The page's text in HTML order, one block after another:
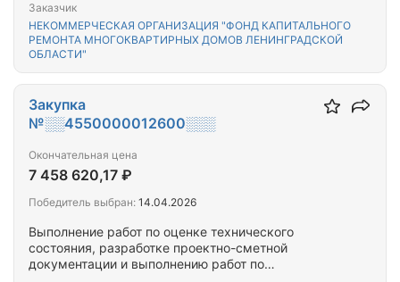
многоквартирного(-ых) дома(-ов),
расположенного(-ых) на территории Выборгского
муниципального района Ленинградской области
Заказчик
НЕКОММЕРЧЕСКАЯ ОРГАНИЗАЦИЯ "ФОНД КАПИТАЛЬНОГО
РЕМОНТА МНОГОКВАРТИРНЫХ ДОМОВ ЛЕНИНГРАДСКОЙ
ОБЛАСТИ"
Выполнение работ по оценке технического
состояния, разработке проектно-сметной
документации и выполнению работ по
Закупка
№░░4550000012600░░░
Окончательная цена
7 458 620,17 ₽
Победитель выбран: 14.04.2026